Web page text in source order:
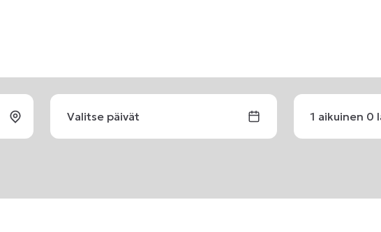
Valitse päivät 1 aikuinen 0